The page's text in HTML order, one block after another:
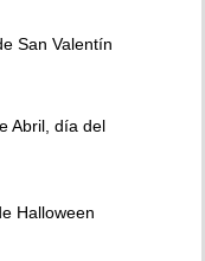
San Valentín
Abril, día del
Halloween